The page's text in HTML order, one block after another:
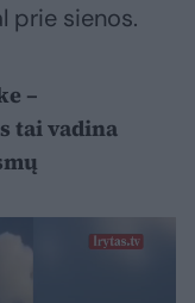
prie sienos.
–
tai vadina